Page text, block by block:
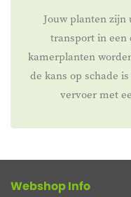
Jouw planten
transport in een
kamerplanten
de kans op schade
vervoer met
Webshop Info